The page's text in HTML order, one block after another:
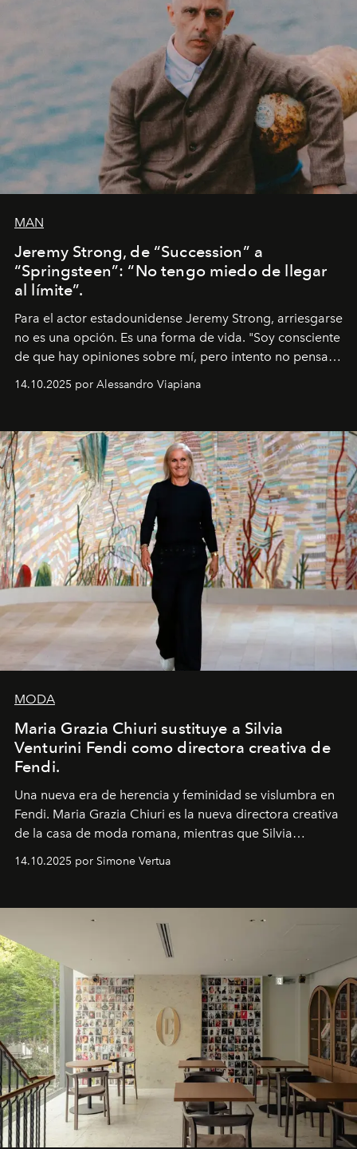
MAN
Jeremy Strong, de “Succession” a
“Springsteen”: “No tengo miedo de llegar
al límite”.
Para el actor estadounidense Jeremy Strong, arriesgarse
no es una opción. Es una forma de vida. "Soy consciente
de que hay opiniones sobre mí, pero intento no pensar
demasiado en cómo me perciben. Creo que es una
pérdida de tiempo", afirma.
14.10.2025 por Alessandro Viapiana
MODA
Maria Grazia Chiuri sustituye a Silvia
Venturini Fendi como directora creativa de
Fendi.
Una nueva era de herencia y feminidad se vislumbra en
Fendi. Maria Grazia Chiuri es la nueva directora creativa
de la casa de moda romana, mientras que Silvia
14.10.2025 por Simone Vertua